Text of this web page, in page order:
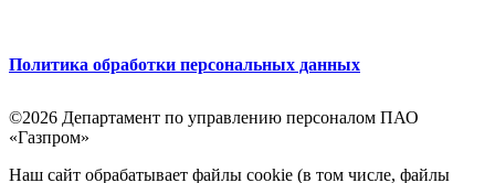
Политика обработки персональных данных
©2026 Департамент по управлению персоналом ПАО
«Газпром»
Наш сайт обрабатывает файлы cookie (в том числе, файлы